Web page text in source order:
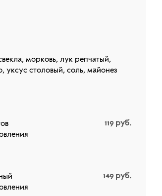
морковь, лук репчатый,
уксус столовый, соль, майонез
119руб.
149руб.